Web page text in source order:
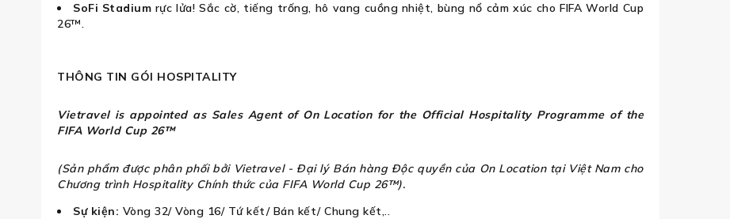
SoFi Stadium rực lửa! Sắc cờ, tiếng trống, hô vang cuồng nhiệt, bùng nổ cảm xúc cho FIFA World Cup
26™.
THÔNG TIN GÓI HOSPITALITY
Vietravel is appointed as Sales Agent of On Location for the Official Hospitality Programme of the
FIFA World Cup 26™
(Sản phẩm được phân phối bởi Vietravel - Đại lý Bán hàng Độc quyền của On Location tại Việt Nam cho
Chương trình Hospitality Chính thức của FIFA World Cup 26™).
Sự kiện: Vòng 32/ Vòng 16/ Tứ kết/ Bán kết/ Chung kết,..